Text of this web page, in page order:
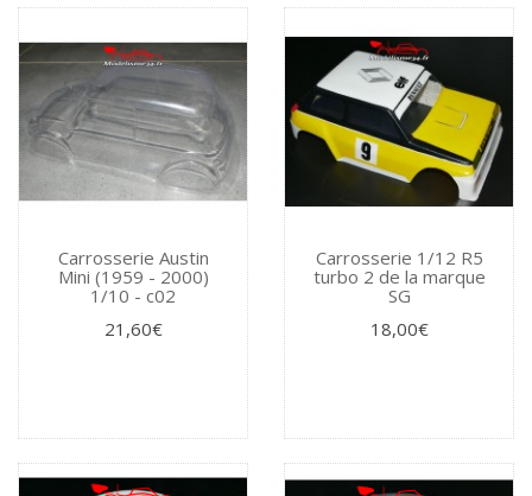
Carrosserie Austin
Mini (1959 - 2000)
1/10 - c02
21,60€
Carrosserie 1/12 R5
turbo 2 de la marque
SG
18,00€